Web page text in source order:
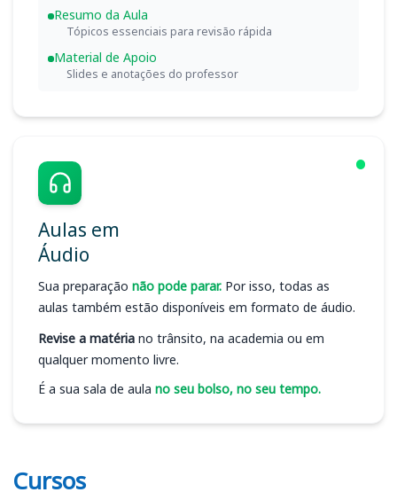
Resumo da Aula
Tópicos essenciais para revisão rápida
Material de Apoio
Slides e anotações do professor
Aulas em
Áudio
Sua preparação não pode parar. Por isso, todas as
aulas também estão disponíveis em formato de áudio.
Revise a matéria no trânsito, na academia ou em
qualquer momento livre.
É a sua sala de aula no seu bolso, no seu tempo.
Cursos